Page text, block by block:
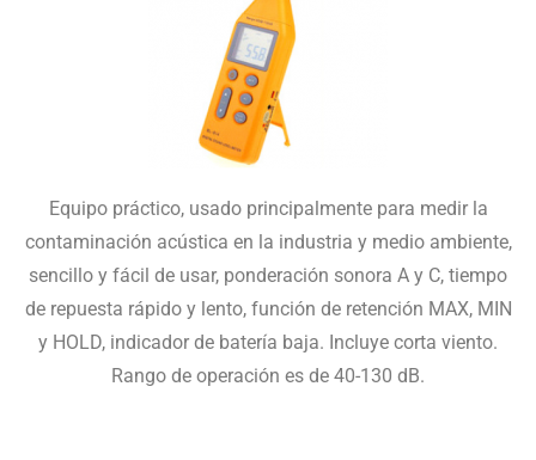
Equipo práctico, usado principalmente para medir la
contaminación acústica en la industria y medio ambiente,
sencillo y fácil de usar, ponderación sonora A y C, tiempo
de repuesta rápido y lento, función de retención MAX, MIN
y HOLD, indicador de batería baja. Incluye corta viento.
Rango de operación es de 40-130 dB.